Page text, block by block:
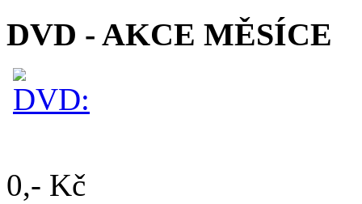
DVD - AKCE MĚSÍCE
0,- Kč